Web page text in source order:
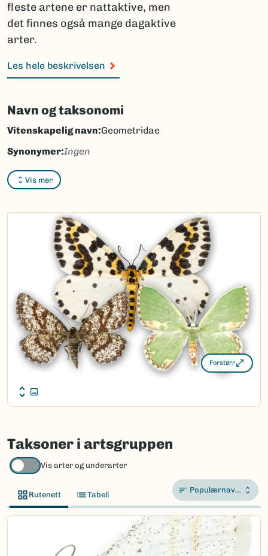
fleste artene er nattaktive, men
det finnes også mange dagaktive
arter.
Les hele beskrivelsen
Navn og taksonomi
Vis mer
Vitenskapelig navn:Geometridae
Synonymer:Ingen
Bokmål:målere
Nynorsk:målarar
Nordsamisk/Davvisámegiella:Ingen
Vitenskapelig navn ID:
Takson ID:29928
Gå til Nortaxa for flere detaljer
(Ekstern lenke)
Forstørr
Taksoner i artsgruppen
Vis arter og underarter
Rutenett Tabell Populærnavn A-Å